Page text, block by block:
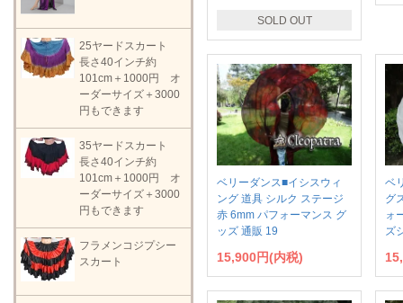
SOLD OUT
ベリーダンス■イシスウィ
ング 道具 シルク ステージ
赤 6mm パフォーマンス グ
ッズ 通販 19
15,900円(内税)
ベ
グ
ォ
ズ
25ヤードスカート
長さ40インチ約
101cm＋1000円 オ
ーダーサイズ＋3000
円もできます
35ヤードスカート
長さ40インチ約
101cm＋1000円 オ
ーダーサイズ＋3000
円もできます
フラメンコジプシー
スカート